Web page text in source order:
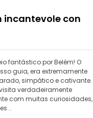
incantevole con
fantástico por Belém! O
guia, era extremamente
simpático e cativante.
verdadeiramente
com muitas curiosidades,